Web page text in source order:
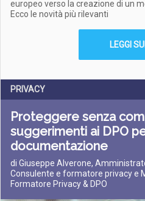
europeo verso la creazione di un
Ecco le novità più rilevanti
LEGGI
PRIVACY
Proteggere senza
suggerimenti ai DPO
documentazione
di Giuseppe Alverone,
Consulente e formatore privacy e
Formatore Privacy & DPO